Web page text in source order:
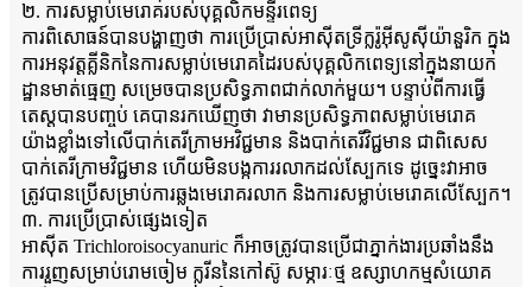
២. ការសម្លាប់មេរោគរបស់បុគ្គលិកមន្ទីរពេទ្យ
ការពិសោធន៍បានបង្ហាញថា ការប្រើប្រាស់អាស៊ីតទ្រីក្លរ៉ូអ៊ីសូស៊ីយ៉ានួរិក ក្នុង
ការអនុវត្តគ្លីនិកនៃការសម្លាប់មេរោគដៃរបស់បុគ្គលិកពេទ្យនៅក្នុងនាយក
ដ្ឋានមាត់ធ្មេញ សម្រេចបានប្រសិទ្ធភាពជាក់លាក់មួយ។ បន្ទាប់ពីការធ្វើ
តេស្តបានបញ្ចប់ គេបានរកឃើញថា វាមានប្រសិទ្ធភាពសម្លាប់មេរោគ
យ៉ាងខ្លាំងទៅលើបាក់តេរីក្រាមអវិជ្ជមាន និងបាក់តេរីវិជ្ជមាន ជាពិសេស
បាក់តេរីក្រាមវិជ្ជមាន ហើយមិនបង្កការរលាកដល់ស្បែកទេ ដូច្នេះវាអាច
ត្រូវបានប្រើសម្រាប់ការឆ្លងមេរោគរលាក និងការសម្លាប់មេរោគលើស្បែក។
៣. ការប្រើប្រាស់ផ្សេងទៀត
អាស៊ីត Trichloroisocyanuric ក៏អាចត្រូវបានប្រើជាភ្នាក់ងារប្រឆាំងនឹង
ការរួញសម្រាប់រោមចៀម ក្លរីននៃកៅស៊ូ សម្ភារៈថ្ម ឧស្សាហកម្មសំយោគ